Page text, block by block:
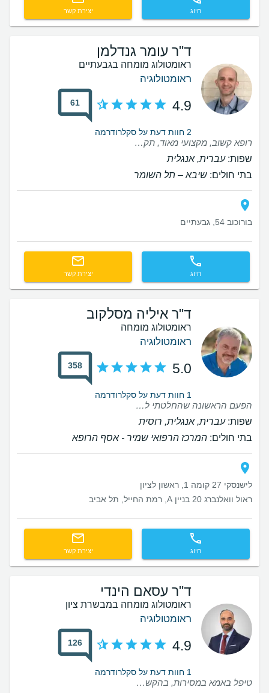
חיוג יצירת קשר
ד"ר עומר גנדלמן
ראומטולוג מומחה בגבעתיים
ראומטולוגיה
4.9
61
2 חוות דעת על סקלרודרמה
רופא קשוב, מקצועי מאוד, תקשורתי, עדכני, מרפאה נעימה וצוות יעיל
שפות:עברית, אנגלית
בתי חולים: שיבא – תל השומר
בורוכוב 54, גבעתיים
חיוג יצירת קשר
ד"ר איליה מסלקוב
ראומטולוג מומחה
ראומטולוגיה
5.0
358
1 חוות דעת על סקלרודרמה
הפעם הראשונה שהחלטתי לכתוב ביקורת על רופא! מעולם לא פגשתי רופא מוכשר כל כך כמו איליה מסלקוב! הרגליים שלי כאבו מאוד, ושום דבר בבית לא עזר. נסעתי לקרובי משפחה בישראל, והם הציעו לי לבקר את הד״ר איליה מסלקוב. הוא הקדיש לי הרבה זמן, רשם לי טיפול, וכיום אני מרגיש מצוין! אני ממליץ בחום על הראומטולוג הזה, איליה מסלקוב! תודה רבה לו!
שפות:עברית, אנגלית, רוסית
בתי חולים: המרכז הרפואי שמיר - אסף הרופא
לישנסקי 27 קומה 1, ראשון לציון
ראול וואלנברג 20 בניין A, רמת החייל, תל אביב
חיוג יצירת קשר
ד"ר עסאם הינדי
ראומטולוג מומחה במבשרת ציון
ראומטולוגיה
4.9
126
1 חוות דעת על סקלרודרמה
טיפל באמא במסירות, בהקשבה לצרכינו, תודה מקרב לב!